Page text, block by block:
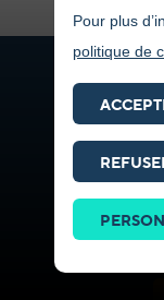
Pour plus
politique de
Reste